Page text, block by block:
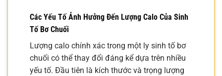
Các Yếu Tố Ảnh Hưởng Đến Lượng Calo Của Sinh
Tố Bơ Chuối
Lượng calo chính xác trong một ly sinh tố bơ
chuối có thể thay đổi đáng kể dựa trên nhiều
yếu tố. Đầu tiên là kích thước và trọng lượng